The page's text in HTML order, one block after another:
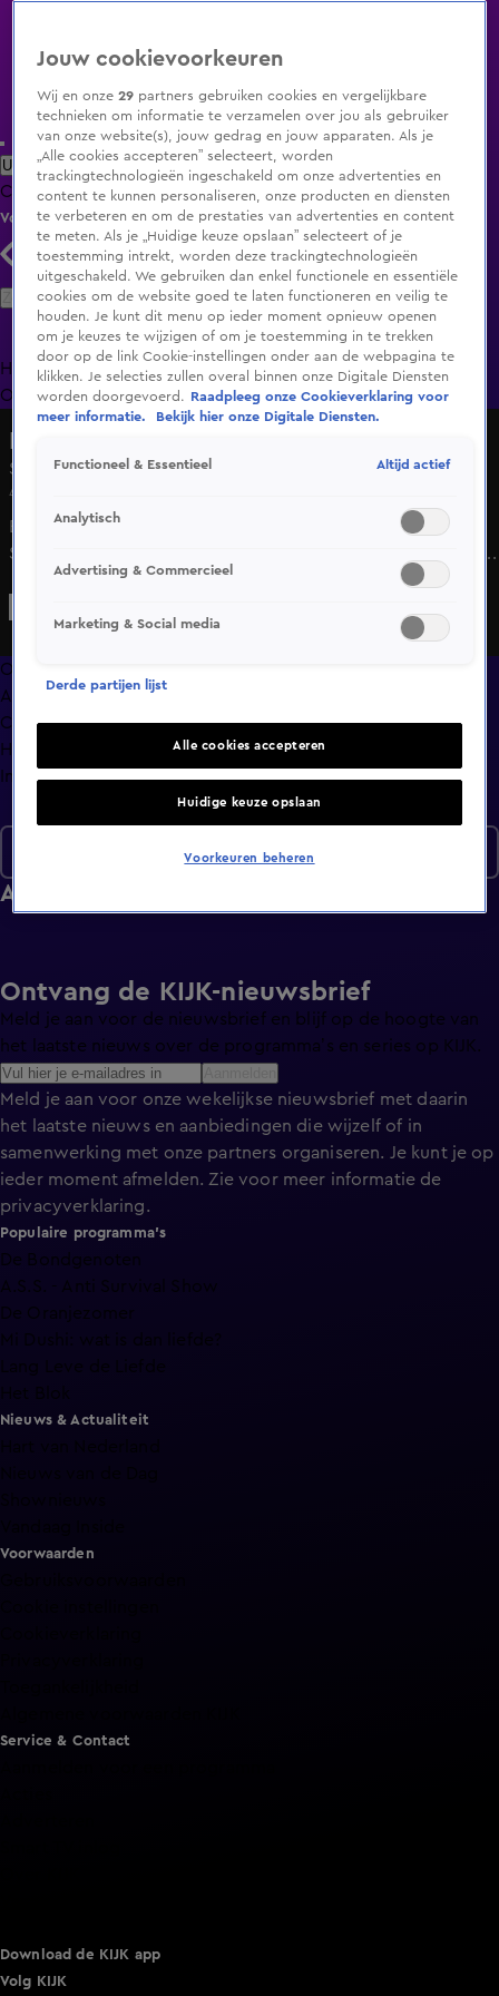
Uitzending Gemist Populaire programma's Zenders Genres
ClipsFilmsRadioSmart TV inlogShop
Volg KIJK
Zoeken
HomeUitzending Gemist Programma's De Bondgenoten
OranjezomerLivestreamsShop
Seizoen 7, aflevering 145
4 apr 2025, 18:53
Bij Marcel en Marjan is het gelijk een feest en herkenning.
Sam en Daantje hebben juist gelijk een actieve klik. En hun
playlist is ook een lekkere match.
Overzicht
Afleveringen
Clips
Hoe is het nu met?
Info
Afleveringen
Ontvang de KIJK-nieuwsbrief
Meld je aan voor de nieuwsbrief en blijf op de hoogte van
het laatste nieuws over de programma’s en series op KIJK.
Meld je aan voor onze wekelijkse nieuwsbrief met daarin
het laatste nieuws en aanbiedingen die wijzelf of in
samenwerking met onze partners organiseren. Je kunt je op
ieder moment afmelden. Zie voor meer informatie de
privacyverklaring.
Populaire programma's
De Bondgenoten
A.S.S. - Anti Survival Show
De Oranjezomer
Mi Dushi: wat is dan liefde?
Nieuws & Actualiteit
Voorwaarden
Service & Contact
Download de KIJK app
Volg KIJK
Jouw cookievoorkeuren
Wij en onze29 partners gebruiken cookies en vergelijkbare
technieken om informatie te verzamelen over jou als gebruiker
van onze website(s), jouw gedrag en jouw apparaten. Als je
„Alle cookies accepteren” selecteert, worden
trackingtechnologieën ingeschakeld om onze advertenties en
content te kunnen personaliseren, onze producten en diensten
te verbeteren en om de prestaties van advertenties en content
te meten. Als je „Huidige keuze opslaan” selecteert of je
toestemming intrekt, worden deze trackingtechnologieën
uitgeschakeld. We gebruiken dan enkel functionele en essentiële
cookies om de website goed te laten functioneren en veilig te
houden. Je kunt dit menu op ieder moment opnieuw openen
om je keuzes te wijzigen of om je toestemming in te trekken
door op de link Cookie-instellingen onder aan de webpagina te
klikken. Je selecties zullen overal binnen onze Digitale Diensten
worden doorgevoerd.
Raadpleeg onze Cookieverklaring voor
meer informatie.
Bekijk hier onze Digitale Diensten.
Functioneel & Essentieel Altijd actief
Analytisch
Advertising & Commercieel
Marketing & Social media
Derde partijen lijst
Alle cookies accepteren
Huidige keuze opslaan
Voorkeuren beheren